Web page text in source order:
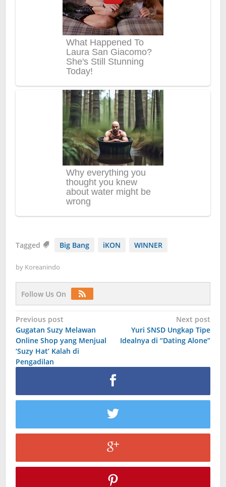
Tagged Big Bang iKON WINNER
by Koreanindo
Follow Us On
Post
navigation
Previous post
Gugatan Suzy Melawan
Online Shop yang Menjual
‘Suzy Hat’ Kalah di
Pengadilan
Next post
Yuri SNSD Ungkap Tipe
Idealnya di “Dating Alone”